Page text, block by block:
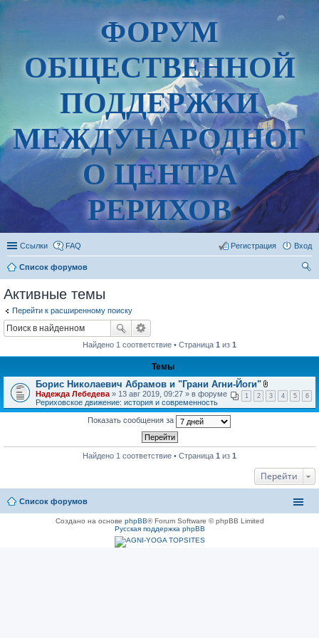
ФОРУМ
ОБЩЕСТВЕННОЙ
ПОДДЕРЖКИ
МЕЖДУНАРОДНОГ
О ЦЕНТРА
РЕРИХОВ
Ссылки FAQ Вход
Регистрация
Список форумов
Активные темы
Перейти к расширенному поиску
Найдено 1 соответствие • Страница 1 из 1
Темы
Борис Николаевич Абрамов и "Грани Агни-Йоги"
В
л
о
1 2 3 4 5 6
Надежда Лебедева » 13 авг 2019, 09:27 » в форуме
Рериховское движение: история и современность
Показать сообщения за
Найдено 1 соответствие • Страница 1 из 1
Перейти
Список форумов
Создано на основе phpBB® Forum Software © phpBB Limited
Русская поддержка phpBB